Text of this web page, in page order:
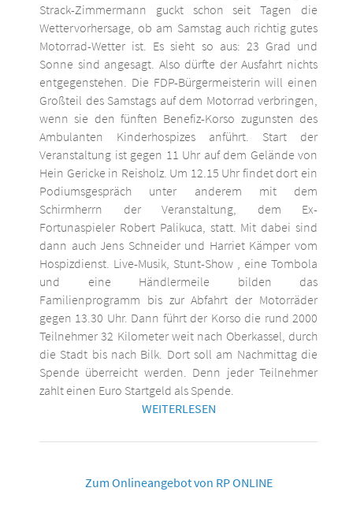
Strack-Zimmermann guckt schon seit Tagen die
Wettervorhersage, ob am Samstag auch richtig gutes
Motorrad-Wetter ist. Es sieht so aus: 23 Grad und
Sonne sind angesagt. Also dürfte der Ausfahrt nichts
entgegenstehen. Die FDP-Bürgermeisterin will einen
Großteil des Samstags auf dem Motorrad verbringen,
wenn sie den fünften Benefiz-Korso zugunsten des
Ambulanten Kinderhospizes anführt. Start der
Veranstaltung ist gegen 11 Uhr auf dem Gelände von
Hein Gericke in Reisholz. Um 12.15 Uhr findet dort ein
Podiumsgespräch unter anderem mit dem
Schirmherrn der Veranstaltung, dem Ex-
Fortunaspieler Robert Palikuca, statt. Mit dabei sind
dann auch Jens Schneider und Harriet Kämper vom
Hospizdienst. Live-Musik, Stunt-Show , eine Tombola
und eine Händlermeile bilden das
Familienprogramm bis zur Abfahrt der Motorräder
gegen 13.30 Uhr. Dann führt der Korso die rund 2000
Teilnehmer 32 Kilometer weit nach Oberkassel, durch
die Stadt bis nach Bilk. Dort soll am Nachmittag die
Spende überreicht werden. Denn jeder Teilnehmer
zahlt einen Euro Startgeld als Spende.
WEITERLESEN
Zum Onlineangebot von RP ONLINE